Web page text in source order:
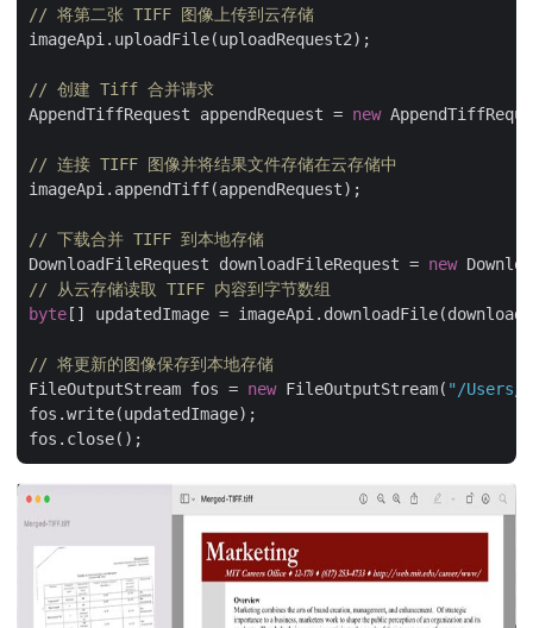
// 将第二张 TIFF 图像上传到云存储
imageApi.uploadFile(uploadRequest2);
// 创建 Tiff 合并请求
AppendTiffRequest appendRequest = new
// 连接 TIFF 图像并将结果文件存储在云存储中
imageApi.appendTiff(appendRequest);
// 下载合并 TIFF 到本地存储
DownloadFileRequest downloadFileRequest = new
// 从云存储读取 TIFF 内容到字节数组
byte [] updatedImage =
// 将更新的图像保存到本地存储
FileOutputStream fos = new FileOutputStream( "/Users/
fos.write(updatedImage);